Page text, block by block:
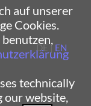
auf unserer
Cookies.
technically
our website,
DE | EN